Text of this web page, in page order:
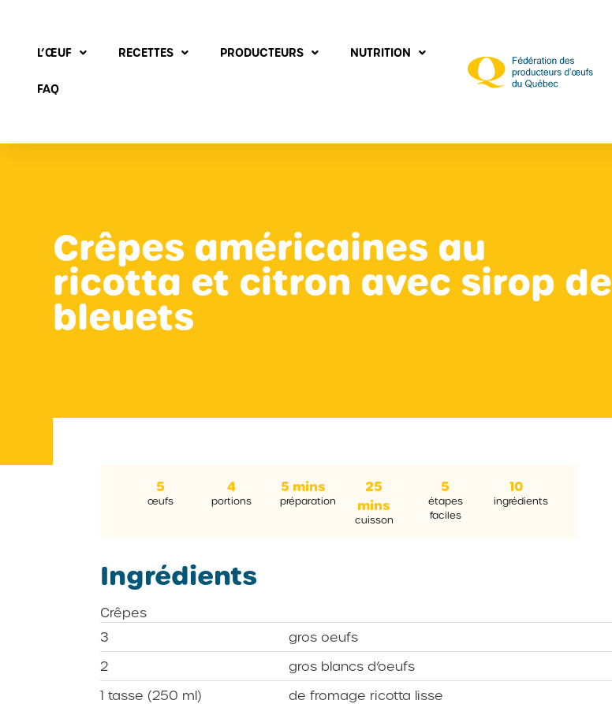
L’ŒUF RECETTES PRODUCTEURS NUTRITION
FAQ
Crêpes américaines au
ricotta et citron avec sirop de
bleuets
5
œufs
4
portions
5 mins
préparation
25
mins
cuisson
5
étapes
faciles
10
ingrédients
Ingrédients
Crêpes
3
gros oeufs
2
gros blancs d’oeufs
1 tasse (250 ml)
de fromage ricotta lisse